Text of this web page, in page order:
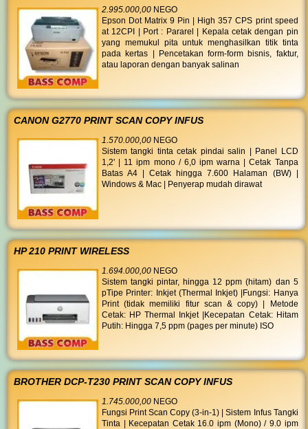
2.995.000,00 NEGO
Epson Dot Matrix 9 Pin | High 357 CPS print speed
at 12CPI | Port : Pararel | Kepala cetak dengan pin
yang memukul pita untuk menghasilkan titik tinta
pada kertas | Pencetakan form-form bisnis, faktur,
atau laporan dengan banyak salinan
CANON G2770 PRINT SCAN COPY INFUS
1.570.000,00 NEGO
Sistem tangki tinta cetak pindai salin | Panel LCD
1,2' | 11 ipm mono / 6,0 ipm warna | Cetak Tanpa
Batas A4 | Cetak hingga 7.600 Halaman (BW) |
Windows & Mac | Penyerap mudah dirawat
HP 210 PRINT WIRELESS
1.694.000,00 NEGO
Sistem tangki pintar, hingga 12 ppm (hitam) dan 5
pTipe Printer: Inkjet (Thermal Inkjet) |Fungsi: Hanya
Print (tidak memiliki fitur scan & copy) | Metode
Cetak: HP Thermal Inkjet |Kecepatan Cetak: Hitam
Putih: Hingga 7,5 ppm (pages per minute) ISO
BROTHER DCP-T230 PRINT SCAN COPY INFUS
1.745.000,00 NEGO
Fungsi Print Scan Copy (3-in-1) | Sistem Infus Tangki
Tinta | Kecepatan Cetak 16.0 ipm (Mono) / 9.0 ipm